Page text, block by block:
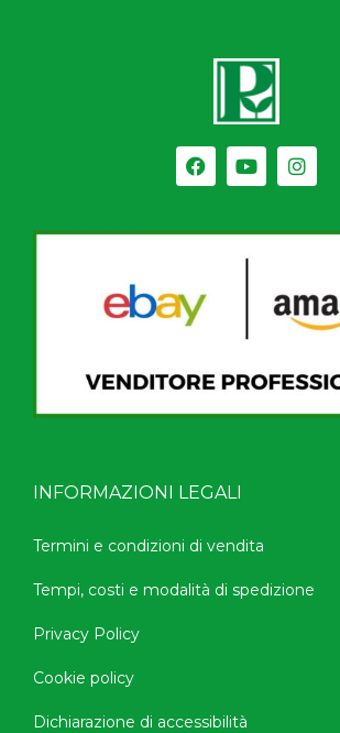
INFORMAZIONI LEGALI
Termini e condizioni di vendita
Tempi, costi e modalità di spedizione
Privacy Policy
Cookie policy
Dichiarazione di accessibilità